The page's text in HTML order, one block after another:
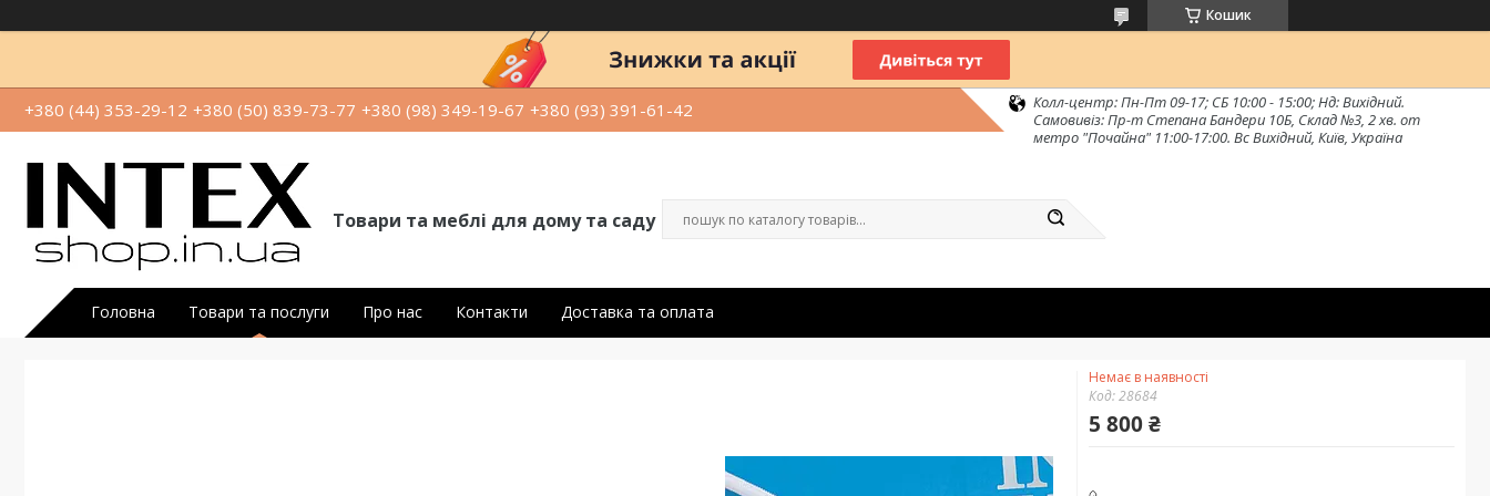
Кошик
+380 (44) 353-29-12 +380 (50) 839-73-77 +380 (98) 349-19-67 +380 (93) 391-61-42
Колл-центр: Пн-Пт 09-17; СБ 10:00 - 15:00; Нд: Вихідний.
Самовивіз: Пр-т Степана Бандери 10Б, Склад №3, 2 хв. от
метро "Почайна" 11:00-17:00. Вс Вихідний, Київ, Україна
Товари та меблі для дому та саду
Головна Товари та послуги Про нас Контакти Доставка та оплата
Немає в наявності
Код:28684
5 800 ₴